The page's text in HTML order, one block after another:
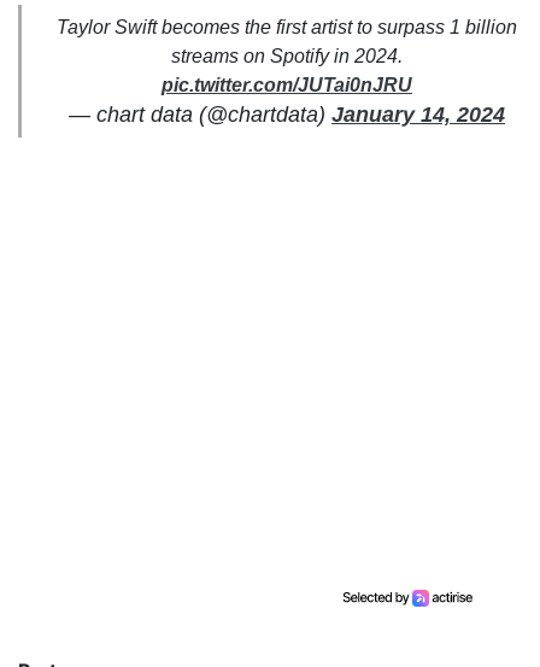
Taylor Swift becomes the first artist to surpass 1 billion
streams on Spotify in 2024.
pic.twitter.com/JUTai0nJRU
— chart data (@chartdata) January 14, 2024